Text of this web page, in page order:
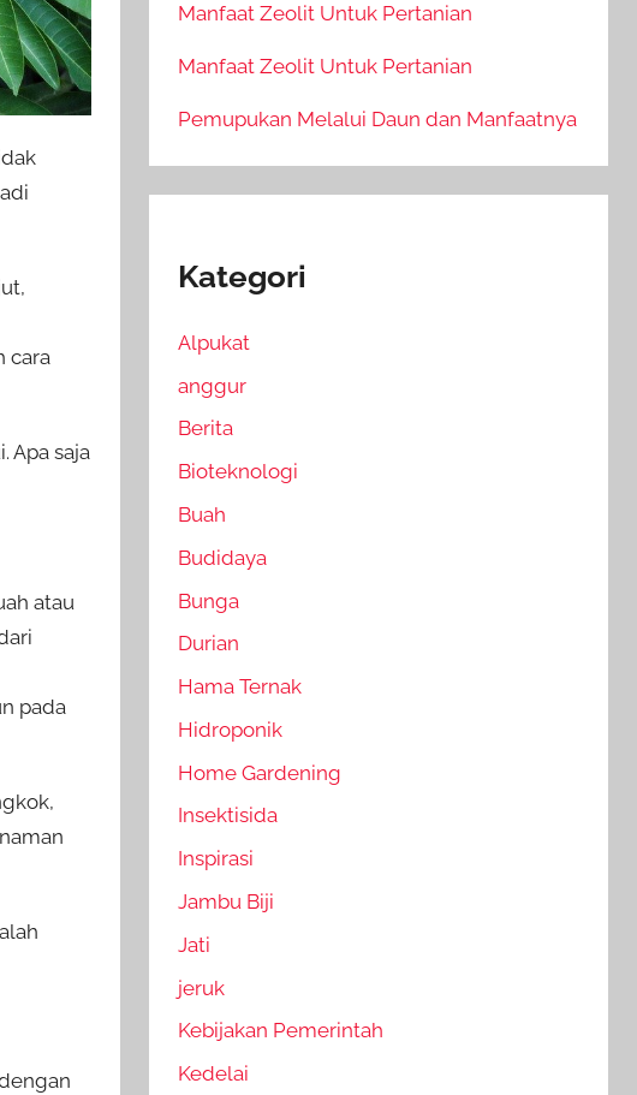
cara
Apa saja
atau
pada
Manfaat Zeolit Untuk Pertanian
Manfaat Zeolit Untuk Pertanian
Pemupukan Melalui Daun dan Manfaatnya
Kategori
Alpukat
anggur
Berita
Bioteknologi
Buah
Budidaya
Bunga
Durian
Hama Ternak
Hidroponik
Home Gardening
Insektisida
Inspirasi
Jambu Biji
Jati
jeruk
Kebijakan Pemerintah
Kedelai